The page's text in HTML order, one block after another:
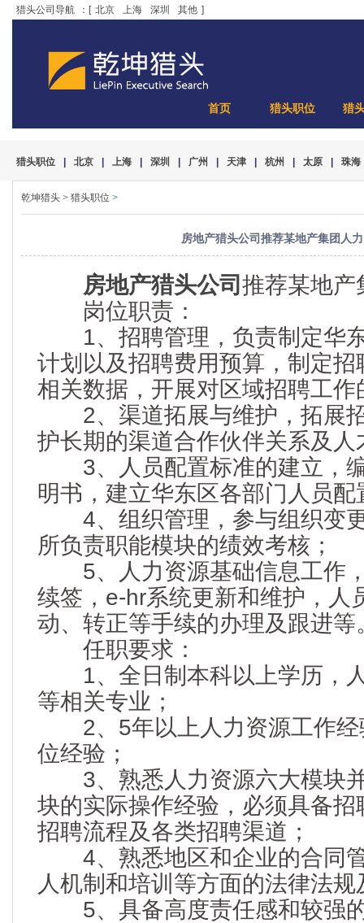
猎头公司导航 ：[ 北京 上海 深圳 其他 ]
首页 猎头职位 猎
猎头职位 北京 上海 深圳 广州 天津 杭州 太原 珠海
乾坤猎头 > 猎头职位 >
房地产猎头公司推荐某地产集团人
房地产猎头公司推荐某地产
岗位职责：
1、招聘管理，负责制定华
计划以及招聘费用预算，制定
相关数据，开展对区域招聘工
2、渠道拓展与维护，拓展
护长期的渠道合作伙伴关系及人
3、人员配置标准的建立，
明书，建立华东区各部门人员配
4、组织管理，参与组织变
所负责职能模块的绩效考核；
5、人力资源基础信息工作
续签，e-hr系统更新和维护，人
动、转正等手续的办理及跟进等
任职要求：
1、全日制本科以上学历，
等相关专业；
2、5年以上人力资源工作经
位经验；
3、熟悉人力资源六大模块
块的实际操作经验，必须具备
招聘流程及各类招聘渠道；
4、熟悉地区和企业的合同
人机制和培训等方面的法律法规
5、具备高度责任感和较强